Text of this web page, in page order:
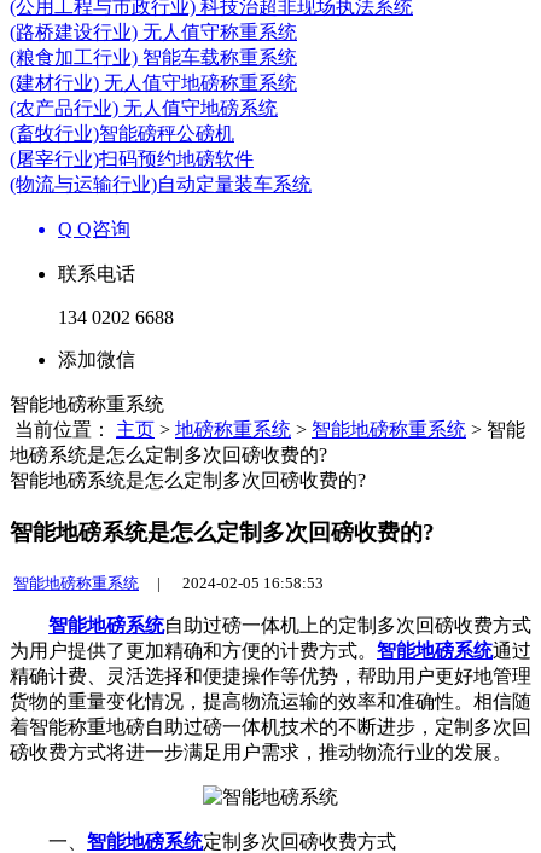
(公用工程与市政行业) 科技治超非现场执法系统
(路桥建设行业) 无人值守称重系统
(粮食加工行业) 智能车载称重系统
(建材行业) 无人值守地磅称重系统
(农产品行业) 无人值守地磅系统
(畜牧行业)智能磅秤公磅机
(屠宰行业)扫码预约地磅软件
(物流与运输行业)自动定量装车系统
Q Q咨询
联系电话
134 0202 6688
添加微信
智能地磅称重系统
当前位置： 主页 > 地磅称重系统 > 智能地磅称重系统 > 智能
地磅系统是怎么定制多次回磅收费的?
智能地磅系统是怎么定制多次回磅收费的?
智能地磅系统是怎么定制多次回磅收费的?
智能地磅称重系统 | 2024-02-05 16:58:53
智能地磅系统自助过磅一体机上的定制多次回磅收费方式
为用户提供了更加精确和方便的计费方式。 智能地磅系统通过
精确计费、灵活选择和便捷操作等优势，帮助用户更好地管理
货物的重量变化情况，提高物流运输的效率和准确性。相信随
着智能称重地磅自助过磅一体机技术的不断进步，定制多次回
磅收费方式将进一步满足用户需求，推动物流行业的发展。
一、 智能地磅系统定制多次回磅收费方式